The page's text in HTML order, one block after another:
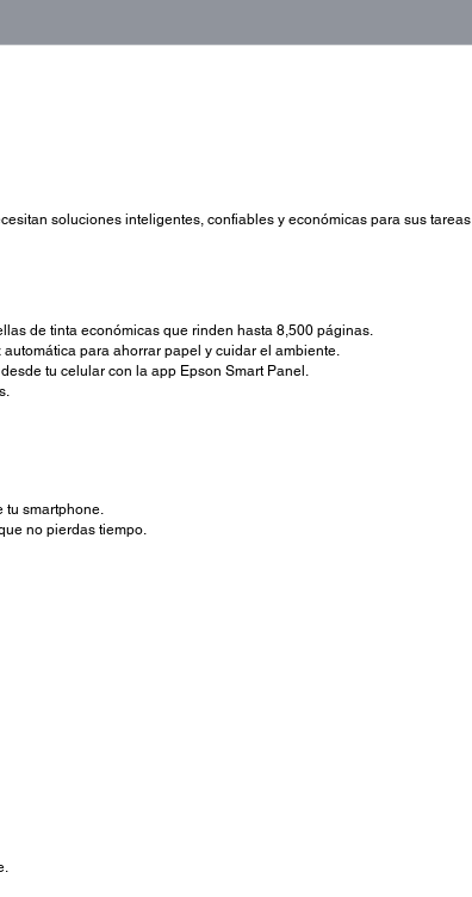
soluciones inteligentes, confiables y económicas para sus tareas
de tinta económicas que rinden hasta 8,500 páginas.
para ahorrar papel y cuidar el ambiente.
tu celular con la app Epson Smart Panel.
smartphone.
no pierdas tiempo.